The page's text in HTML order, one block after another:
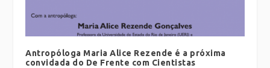
Antropóloga Maria Alice Rezende é a próxima
convidada do De Frente com Cientistas